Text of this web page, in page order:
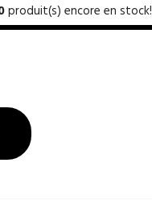
produit(s) encore en stock!